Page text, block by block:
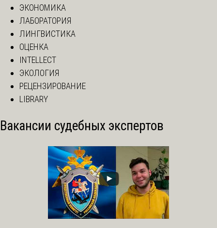
ЭКОНОМИКА
ЛАБОРАТОРИЯ
ЛИНГВИСТИКА
ОЦЕНКА
INTELLECT
ЭКОЛОГИЯ
РЕЦЕНЗИРОВАНИЕ
LIBRARY
Вакансии судебных экспертов